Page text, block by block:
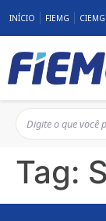
INÍCIO FIEMG CIEMG
Tag: